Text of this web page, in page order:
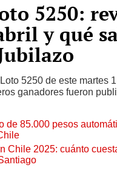
5250:
y qué
5250 de este martes
ganadores fueron
de 85.000 pesos
Chile 2025: cuánto